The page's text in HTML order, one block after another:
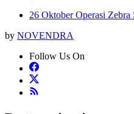
26 Oktober Operasi
by NOVENDRA
Follow Us On